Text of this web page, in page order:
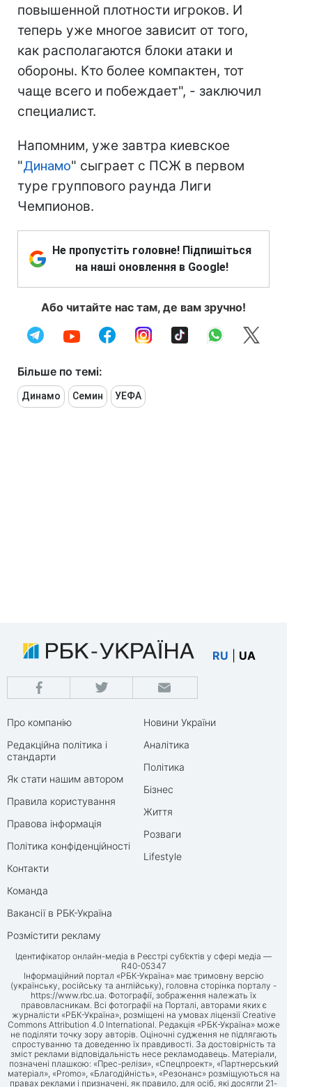
повышенной плотности игроков. И
теперь уже многое зависит от того,
как располагаются блоки атаки и
обороны. Кто более компактен, тот
чаще всего и побеждает", - заключил
специалист.
Напомним, уже завтра киевское
"Динамо" сыграет с ПСЖ в первом
туре группового раунда Лиги
Чемпионов.
Не пропустіть головне! Підпишіться
на наші оновлення в Google!
Або читайте нас там, де вам зручно!
Більше по темі:
Динамо Семин УЕФА
RU UA
Про компанію
Редакційна політика і
стандарти
Як стати нашим автором
Правила користування
Правова інформація
Політика конфіденційності
Контакти
Команда
Вакансії в РБК-Україна
Розмістити рекламу
Новини України
Аналітика
Політика
Бізнес
Життя
Розваги
Lifestyle
Ідентифікатор онлайн-медіа в Реєстрі суб’єктів у сфері медіа —
R40-05347
Інформаційний портал «РБК-Україна» має тримовну версію
(українську, російську та англійську), головна сторінка порталу -
https://www.rbc.ua. Фотографії, зображення належать їх
правовласникам. Всі фотографії на Порталі, авторами яких є
журналісти «РБК-Україна», розміщені на умовах ліцензії Creative
Commons Attribution 4.0 International. Редакція «РБК-Україна» може
не поділяти точку зору авторів. Оціночні судження не підлягають
спростуванню та доведенню їх правдивості. За достовірність та
зміст реклами відповідальність несе рекламодавець. Матеріали,
позначені плашкою: «Прес-релізи», «Спецпроект», «Партнерський
матеріал», «Promo», «Благодійність», «Резонанс» розміщуються на
правах реклами і призначені, як правило, для осіб, які досягли 21-